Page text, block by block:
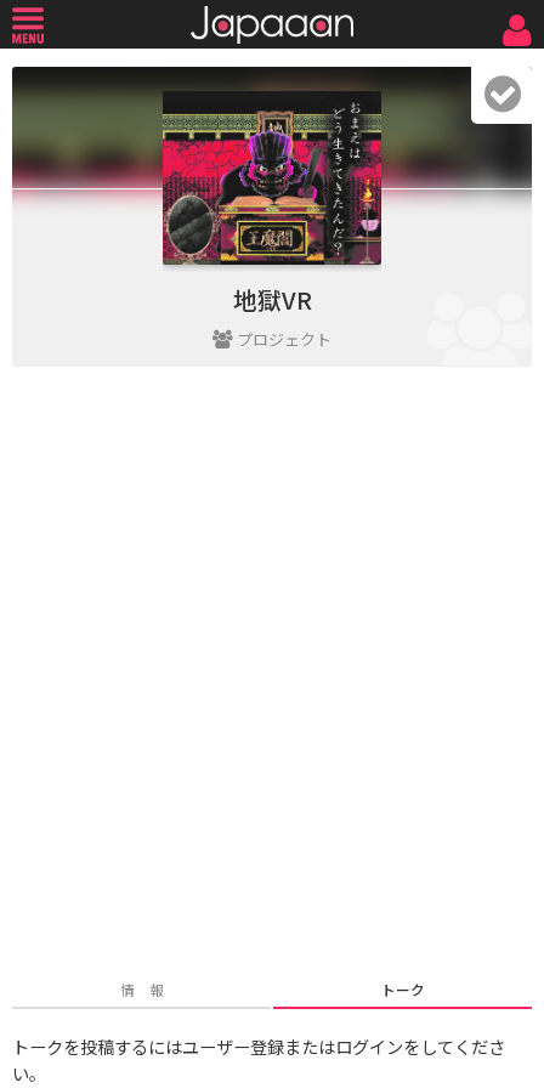
地獄VR
プロジェクト
情 報 トーク
トークを投稿するにはユーザー登録またはログインをしてくださ
い。